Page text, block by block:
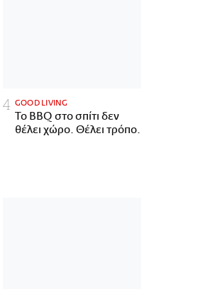
GOOD LIVING
Το BBQ στο σπίτι δεν
θέλει χώρο. Θέλει τρόπο.